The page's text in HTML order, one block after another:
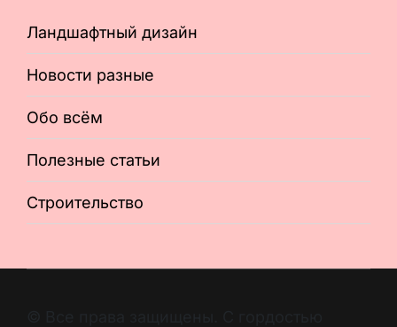
Ландшафтный дизайн
Новости разные
Обо всём
Полезные статьи
Строительство